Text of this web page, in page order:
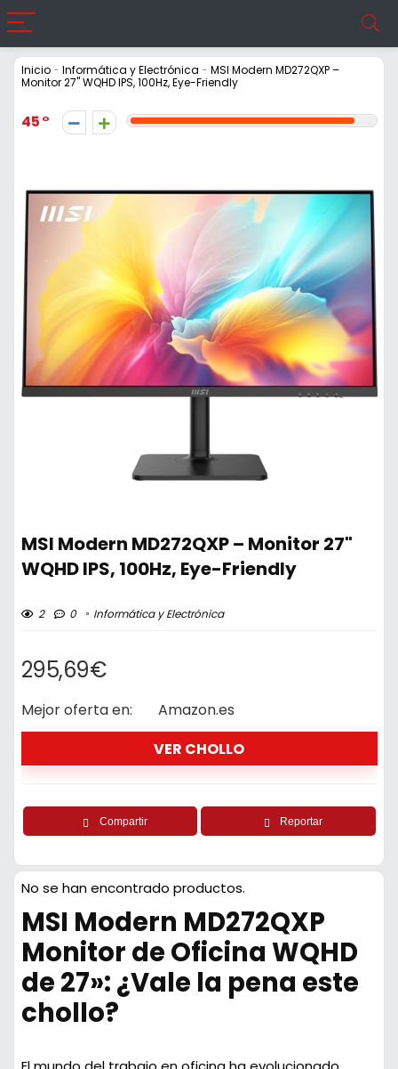
Inicio- Informática y Electrónica - MSI Modern MD272QXP –
Monitor 27" WQHD IPS, 100Hz, Eye-Friendly
45
MSI Modern MD272QXP – Monitor 27"
WQHD IPS, 100Hz, Eye-Friendly
2 0 Informática y Electrónica
295,69€
Mejor oferta en:
Amazon.es
VER CHOLLO
Compartir Reportar
No se han encontrado productos.
MSI Modern MD272QXP
Monitor de Oficina WQHD
de 27»: ¿Vale la pena este
chollo?